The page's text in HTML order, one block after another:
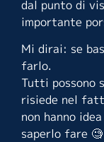
dal punto di
importante
Mi dirai: se
farlo.
Tutti possono
risiede nel
non hanno
saperlo fare 🧐